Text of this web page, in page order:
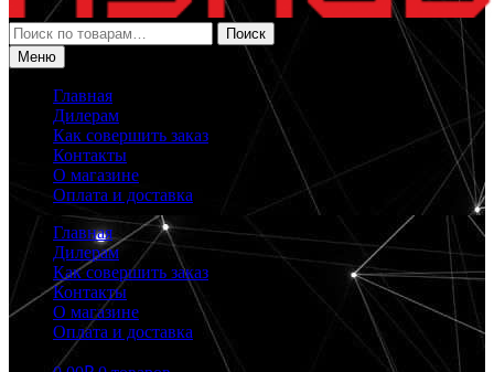
Искать:
Поиск
Меню
Главная
Дилерам
Как совершить заказ
Контакты
О магазине
Оплата и доставка
Главная
Дилерам
Как совершить заказ
Контакты
О магазине
Оплата и доставка